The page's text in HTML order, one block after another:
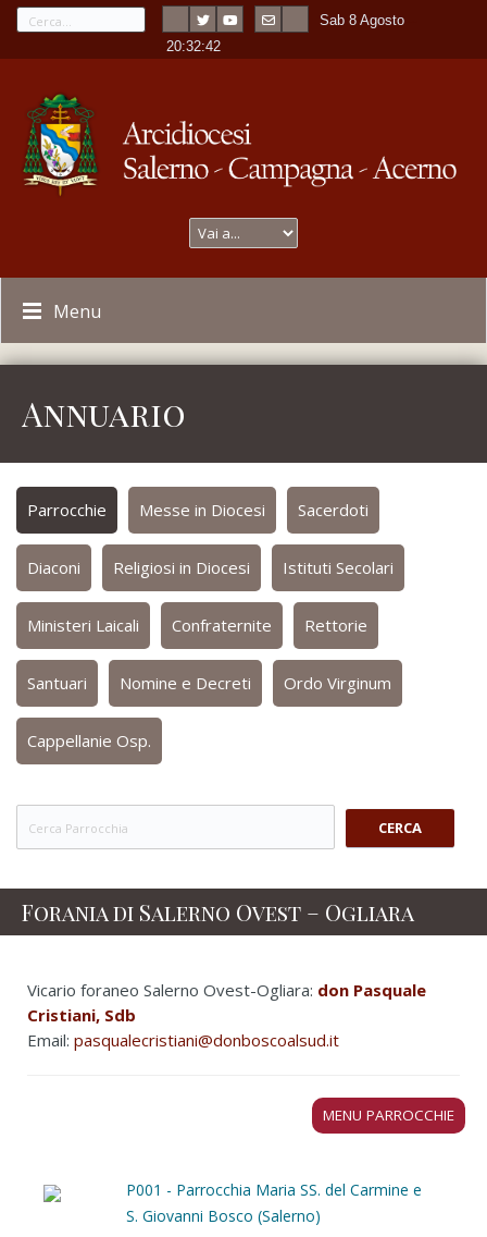
Sab 8 Agosto
-20:32:42
Menu
Annuario
Parrocchie Messe in Diocesi Sacerdoti
Diaconi Religiosi in Diocesi Istituti Secolari
Ministeri Laicali Confraternite Rettorie
Santuari Nomine e Decreti Ordo Virginum
Cappellanie Osp.
CERCA
Forania di Salerno Ovest – Ogliara
Vicario foraneo Salerno Ovest-Ogliara: don Pasquale
Cristiani, Sdb
Email: pasqualecristiani@donboscoalsud.it
MENU PARROCCHIE
P001 - Parrocchia Maria SS. del Carmine e
S. Giovanni Bosco (Salerno)